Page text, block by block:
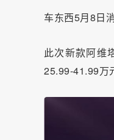
车东西5月8日
此次新款阿维
25.99-41.99万